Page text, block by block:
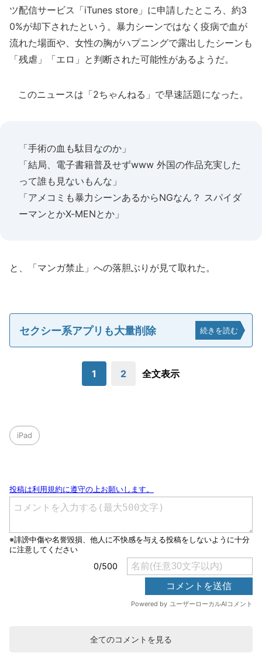
ツ配信サービス「iTunes store」に申請したところ、約3
0%が却下されたという。暴力シーンではなく疫病で血が
流れた場面や、女性の胸がハプニングで露出したシーンも
「残虐」「エロ」と判断された可能性があるようだ。
このニュースは「2ちゃんねる」で早速話題になった。
「手術の血も駄目なのか」
「結局、電子書籍普及せずwww 外国の作品充実した
って誰も見ないもんな」
「アメコミも暴力シーンあるからNGなん？ スパイダ
ーマンとかX-MENとか」
と、「マンガ禁止」への落胆ぶりが見て取れた。
セクシー系アプリも大量削除 続きを読む
1 2 全文表示
iPad
全てのコメントを見る